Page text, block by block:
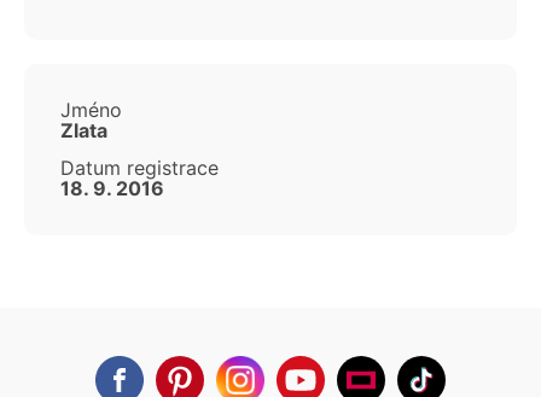
Jméno
Zlata
Datum registrace
18. 9. 2016